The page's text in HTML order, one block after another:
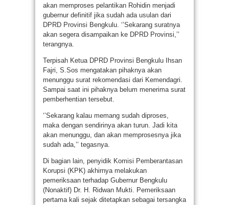
akan memproses pelantikan Rohidin menjadi
gubernur definitif jika sudah ada usulan dari
DPRD Provinsi Bengkulu. ‘’Sekarang suratnya
akan segera disampaikan ke DPRD Provinsi,’’
terangnya.
Terpisah Ketua DPRD Provinsi Bengkulu Ihsan
Fajri, S.Sos mengatakan pihaknya akan
menunggu surat rekomendasi dari Kemendagri.
Sampai saat ini pihaknya belum menerima surat
pemberhentian tersebut.
‘’Sekarang kalau memang sudah diproses,
maka dengan sendirinya akan turun. Jadi kita
akan menunggu, dan akan memprosesnya jika
sudah ada,’’ tegasnya.
Di bagian lain, penyidik Komisi Pemberantasan
Korupsi (KPK) akhirnya melakukan
pemeriksaan terhadap Gubernur Bengkulu
(Nonaktif) Dr. H. Ridwan Mukti. Pemeriksaan
pertama kali sejak ditetapkan sebagai tersangka